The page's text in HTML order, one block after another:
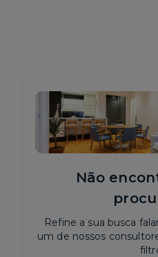
Não
Refine a sua busca
um de nossos